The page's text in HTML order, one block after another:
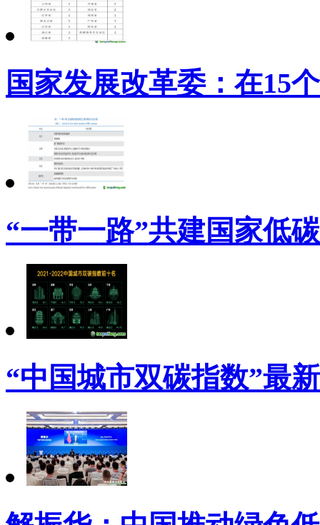
国家发展改革委：在15
“一带一路”共建国家低
“中国城市双碳指数”最